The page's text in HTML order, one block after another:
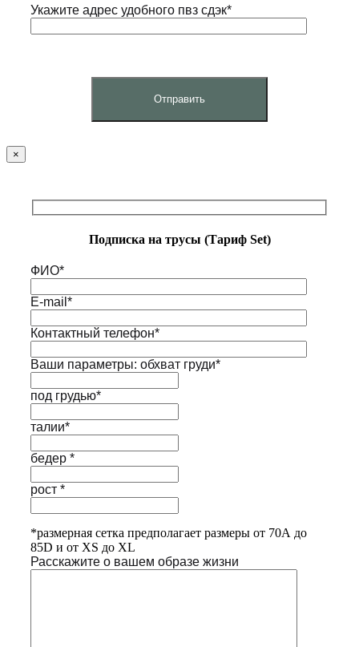
Укажите адрес удобного пвз сдэк*
×
Подписка на трусы (Тариф Set)
ФИО*
E-mail*
Контактный телефон*
Ваши параметры: обхват груди*
под грудью*
талии*
бедер *
рост *
*размерная сетка предполагает размеры от 70А до
85D и от XS до XL
Расскажите о вашем образе жизни